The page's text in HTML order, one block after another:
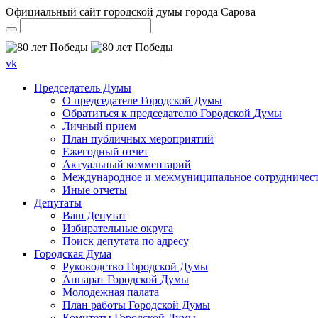
Официальный сайт городской думы города Сарова
vk
Председатель Думы
О председателе Городской Думы
Обратиться к председателю Городской Думы
Личный прием
План публичных мероприятий
Ежегодный отчет
Актуальный комментарий
Международное и межмуниципальное
Иные отчеты
Депутаты
Ваш Депутат
Избирательные округа
Поиск депутата по адресу
Городская Дума
Руководство Городской Думы
Аппарат Городской Думы
Молодежная палата
План работы Городской Думы